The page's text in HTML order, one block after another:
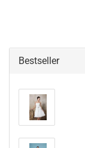
Bestseller